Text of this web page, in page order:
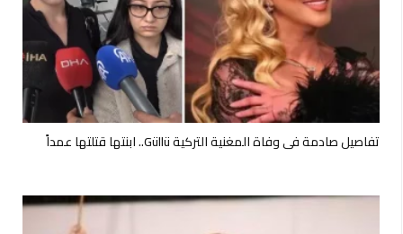
تفاصيل صادمة في وفاة المغنية التركية Güllü.. ابنتها قتلتها عمداً